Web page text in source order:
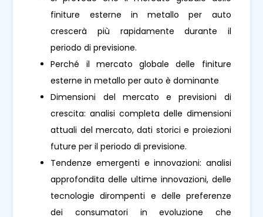
finiture esterne in metallo per auto
crescerà più rapidamente durante il
periodo di previsione.
Perché il mercato globale delle finiture
esterne in metallo per auto è dominante
Dimensioni del mercato e previsioni di
crescita: analisi completa delle dimensioni
attuali del mercato, dati storici e proiezioni
future per il periodo di previsione.
Tendenze emergenti e innovazioni: analisi
approfondita delle ultime innovazioni, delle
tecnologie dirompenti e delle preferenze
dei consumatori in evoluzione che